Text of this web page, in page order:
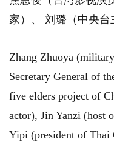
家）、 刘璐（中央台
Zhang Zhuoya
Secretary General of
five elders project of
actor), Jin Yanzi (host
Yipi (president of Thai